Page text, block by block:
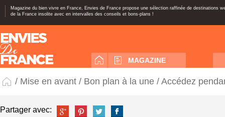
Magazine du bien vivre en France, Envies de France propose une sélection raffinée de destinations
de la France insolite avec en intervalles des conseils et bons-plans !
MAGAZINE
/ Mise en avant / Bon plan à la une / Accédez
Partager avec: